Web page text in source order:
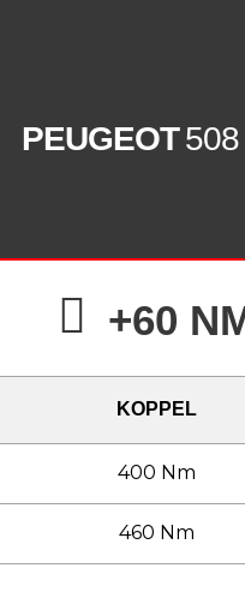
PEUGEOT508
+60
KOPPEL
400 Nm
460 Nm